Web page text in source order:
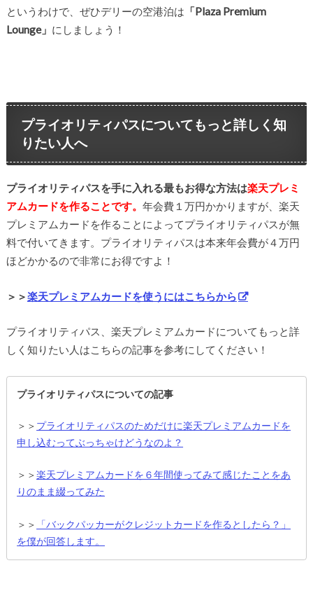
というわけで、ぜひデリーの空港泊は 「Plaza Premium
Lounge」 にしましょう！
プライオリティパスについてもっと詳しく知
りたい人へ
プライオリティパスを手に入れる最もお得な方法は楽天プレミ
アムカードを作ることです。 年会費１万円かかりますが、楽天
プレミアムカードを作ることによってプライオリティパスが無
料で付いてきます。プライオリティパスは本来年会費が４万円
ほどかかるので非常にお得ですよ！
＞＞楽天プレミアムカードを使うにはこちらから
プライオリティパス、楽天プレミアムカードについてもっと詳
しく知りたい人はこちらの記事を参考にしてください！
プライオリティパスについての記事
＞＞ プライオリティパスのためだけに楽天プレミアムカードを
申し込むってぶっちゃけどうなのよ？
＞＞楽天プレミアムカードを６年間使ってみて感じたことをあ
りのまま綴ってみた
＞＞
「バックパッカーがクレジットカードを作るとしたら？」
を僕が回答します。